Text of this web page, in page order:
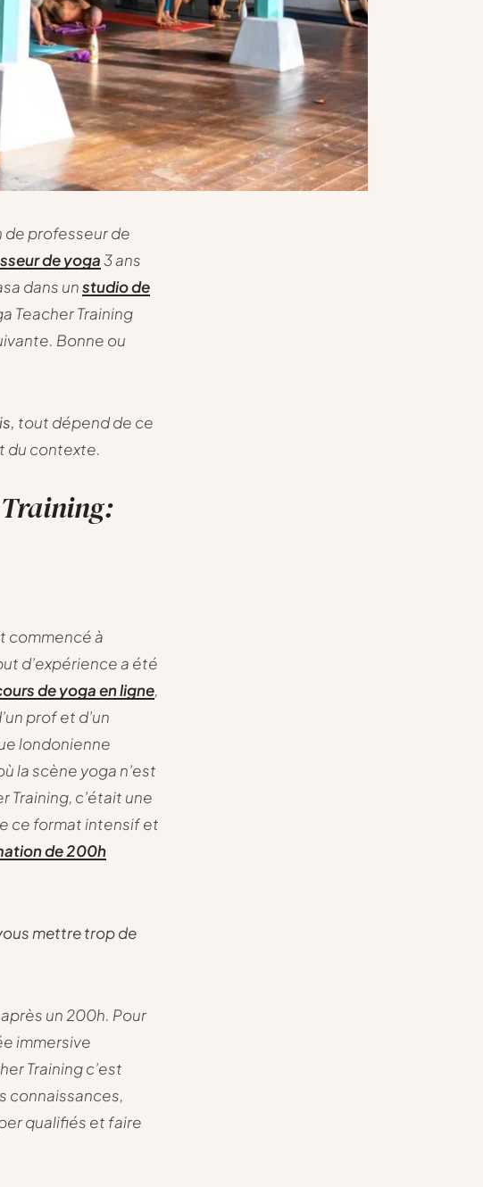
de professeur de
de yoga3 ans
dans unstudio de
Teacher Training
Bonne ou
tout dépend de ce
du contexte.
Training:
commencé à
d’expérience a été
de yoga en ligne,
prof et d’un
londonienne
la scène yoga n’est
Training, c’était une
ce format intensif et
de 200h
mettre trop de
un 200h. Pour
immersive
Training c’est
connaissances,
qualifiés et faire